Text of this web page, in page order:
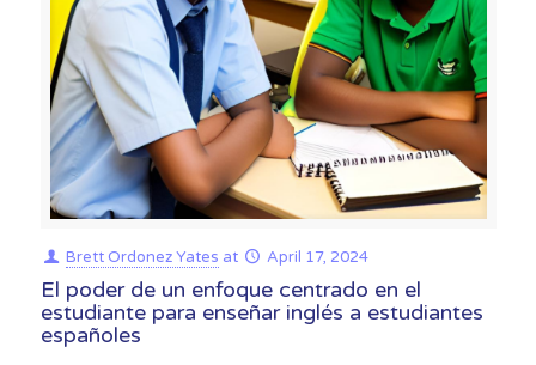
Brett Ordonez Yates at April 17, 2024
El poder de un enfoque centrado en el
estudiante para enseñar inglés a estudiantes
españoles